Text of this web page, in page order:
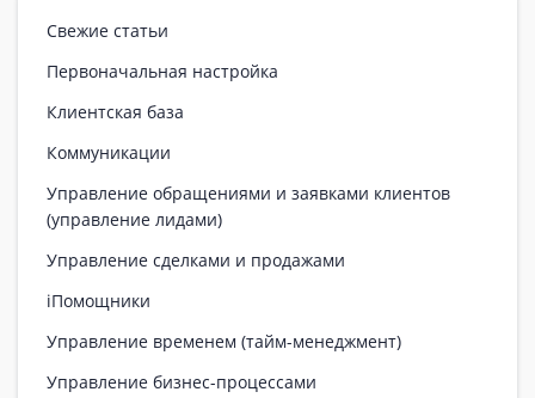
Свежие статьи
Первоначальная настройка
Клиентская база
Коммуникации
Управление обращениями и заявками клиентов
(управление лидами)
Управление сделками и продажами
iПомощники
Управление временем (тайм-менеджмент)
Управление бизнес-процессами